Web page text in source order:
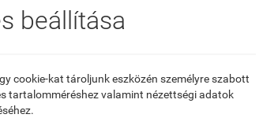
Tapasztalatuk az webfejlesztés és a
beállítása
cookie-kat tároljunk eszközén személyre szabott
tartalomméréshez valamint nézettségi adatok